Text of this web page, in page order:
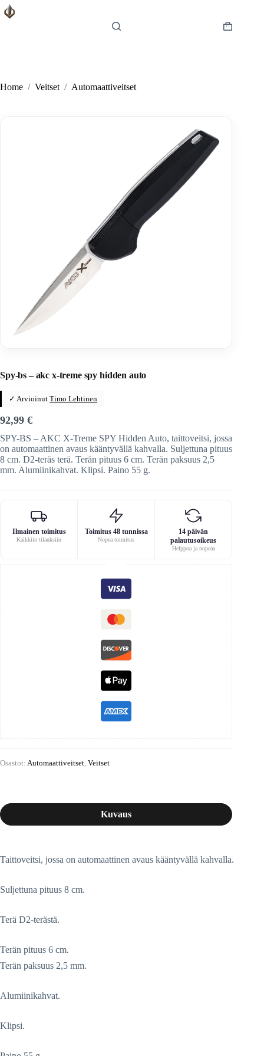
Skip
to
Shopping
Home / Veitset / Automaattiveitset
Spy-bs – akc x-treme spy hidden auto
✓ Arvioinut Timo Lehtinen
92,99 €
SPY-BS – AKC X-Treme SPY Hidden Auto, taittoveitsi, jossa
on automaattinen avaus kääntyvällä kahvalla. Suljettuna pituus
8 cm. D2-teräs terä. Terän pituus 6 cm. Terän paksuus 2,5
mm. Alumiinikahvat. Klipsi. Paino 55 g.
Ilmainen toimitus
Kaikkiin tilauksiin
Toimitus 48 tunnissa
Nopea toimitus
14 päivän
palautusoikeus
Helppoa ja nopeaa
Osastot: Automaattiveitset Veitset
Kuvaus
Taittoveitsi, jossa on automaattinen avaus kääntyvällä kahvalla.
Suljettuna pituus 8 cm.
Terä D2-terästä.
Terän pituus 6 cm.
Terän paksuus 2,5 mm.
Alumiinikahvat.
Klipsi.